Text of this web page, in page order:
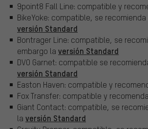
9point8 Fall Line: compatible y
BikeYoke: compatible, se
versión Standard
Bontrager Line: compatible, se
embargo la versión Standard
DVO Garnet: compatible se
versión Standard
Easton Haven: compatible y
Fox Transfer: compatible y
Giant Contact: compatible, se
la versión Standard